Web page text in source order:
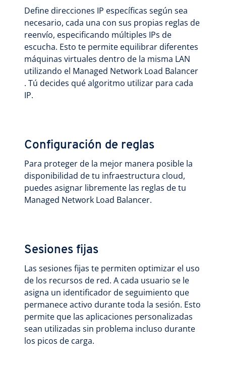
Define direcciones IP específicas según sea
necesario, cada una con sus propias reglas de
reenvío, especificando múltiples IPs de
escucha. Esto te permite equilibrar diferentes
máquinas virtuales dentro de la misma LAN
utilizando el Managed Network Load Balancer
. Tú decides qué algoritmo utilizar para cada
IP.
Configuración de reglas
Para proteger de la mejor manera posible la
disponibilidad de tu infraestructura cloud,
puedes asignar libremente las reglas de tu
Managed Network Load Balancer.
Sesiones fijas
Las sesiones fijas te permiten optimizar el uso
de los recursos de red. A cada usuario se le
asigna un identificador de seguimiento que
permanece activo durante toda la sesión. Esto
permite que las aplicaciones personalizadas
sean utilizadas sin problema incluso durante
los picos de carga.